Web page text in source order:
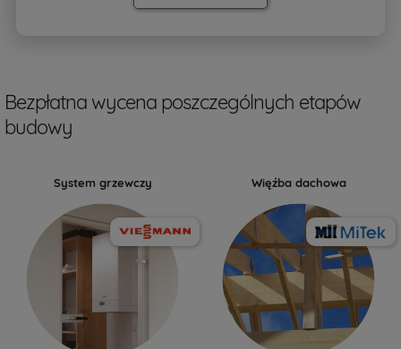
Bezpłatna wycena poszczególnych etapów
budowy
System grzewczy Więźba dachowa